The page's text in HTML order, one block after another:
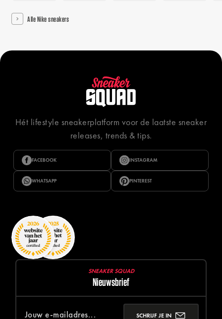
Alle Nike sneakers
Hét lifestyle sneakerplatform voor de laatste sneaker
releases, trends & tips.
FACEBOOK INSTAGRAM
WHATSAPP PINTEREST
SNEAKER SQUAD
Nieuwsbrief
SCHRIJF JE IN